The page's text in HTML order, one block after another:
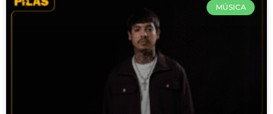
CONTACTO
SUSCRÍBETE
MÚSICA